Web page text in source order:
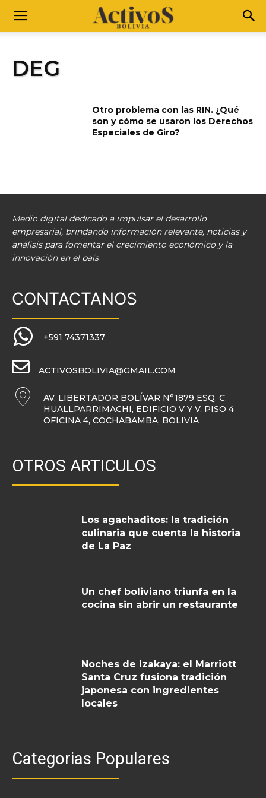
DEG
Otro problema con las RIN. ¿Qué
son y cómo se usaron los Derechos
Especiales de Giro?
Medio digital dedicado a impulsar el desarrollo
empresarial, brindando información relevante, noticias y
análisis para fomentar el crecimiento económico y la
innovación en el país
CONTACTANOS
+591 74371337
ACTIVOSBOLIVIA@GMAIL.COM
AV. LIBERTADOR BOLÍVAR N°1879 ESQ. C.
HUALLPARRIMACHI, EDIFICIO V Y V, PISO 4
OFICINA 4, COCHABAMBA, BOLIVIA
OTROS ARTICULOS
Los agachaditos: la tradición
culinaria que cuenta la historia
de La Paz
Un chef boliviano triunfa en la
cocina sin abrir un restaurante
Noches de Izakaya: el Marriott
Santa Cruz fusiona tradición
japonesa con ingredientes
locales
Categorias Populares